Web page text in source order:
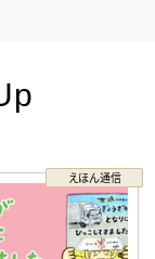
えほん通信